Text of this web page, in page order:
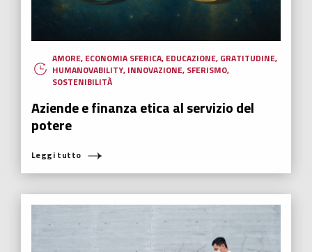
AMORE, ECONOMIA SFERICA, EDUCAZIONE, GRATITUDINE,
HUMANOVABILITY, INNOVAZIONE, SFERISMO,
SOSTENIBILITÀ
Aziende e finanza etica al servizio del
potere
Leggi tutto